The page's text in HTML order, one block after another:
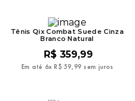
Tênis Qix Combat Suede Cinza
Branco Natural
R$ 359,99
Em até 6x R$ 59, 99 sem juros
moletom